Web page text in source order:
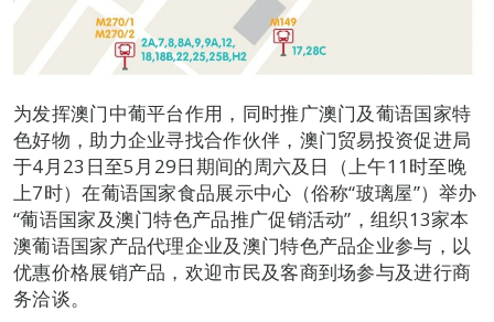
为发挥澳门中葡平台作用，同时推广澳门及葡语国家特
色好物，助力企业寻找合作伙伴，澳门贸易投资促进局
于4月23日至5月29日期间的周六及日（上午11时至晚
上7时）在葡语国家食品展示中心（俗称“玻璃屋”）举办
“葡语国家及澳门特色产品推广促销活动”，组织13家本
澳葡语国家产品代理企业及澳门特色产品企业参与，以
优惠价格展销产品，欢迎市民及客商到场参与及进行商
务洽谈。